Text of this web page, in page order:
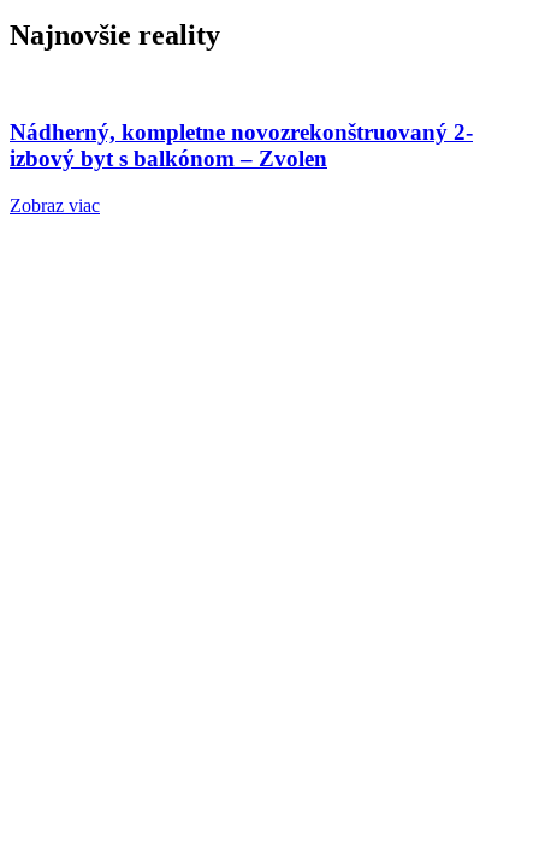
Najnovšie reality
Nádherný, kompletne novozrekonštruovaný 2-
izbový byt s balkónom – Zvolen
Zobraz viac